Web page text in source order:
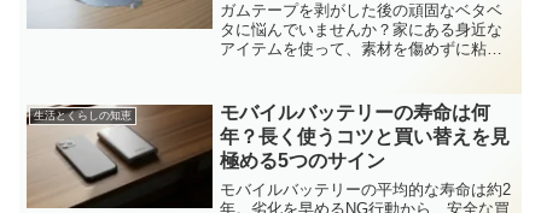
ガムテープを剥がした後の頑固なベタベ
タに悩んでいませんか？家にある身近な
アイテムを使って、素材を傷めずに粘着
説します。
生活とくらしの知恵
モバイルバッテリーの寿命は何
年？長く使うコツと買い替えを見
極める5つのサイン
モバイルバッテリーの平均的な寿命は約2
年。劣化を早めるNG行動から、安全な買